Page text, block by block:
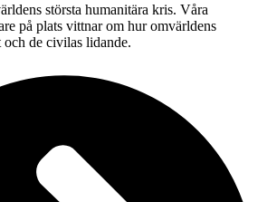
största humanitära kris. Våra
på plats vittnar om hur omvärldens
de civilas lidande.